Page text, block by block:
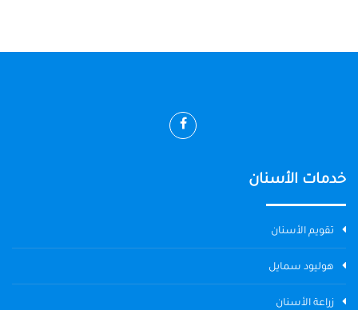
خدمات الأسنان
تقويم الأسنان
هوليود سمايل
زراعة الأسنان